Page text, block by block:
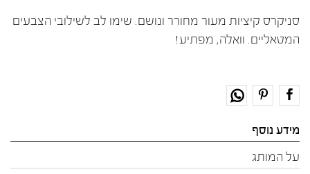
סניקרס קיציות מעור מחורר ונושם. שימו לב לשילובי הצבעים
המטאליים. וואלה, מפתיע!
מידע נוסף
על המותג